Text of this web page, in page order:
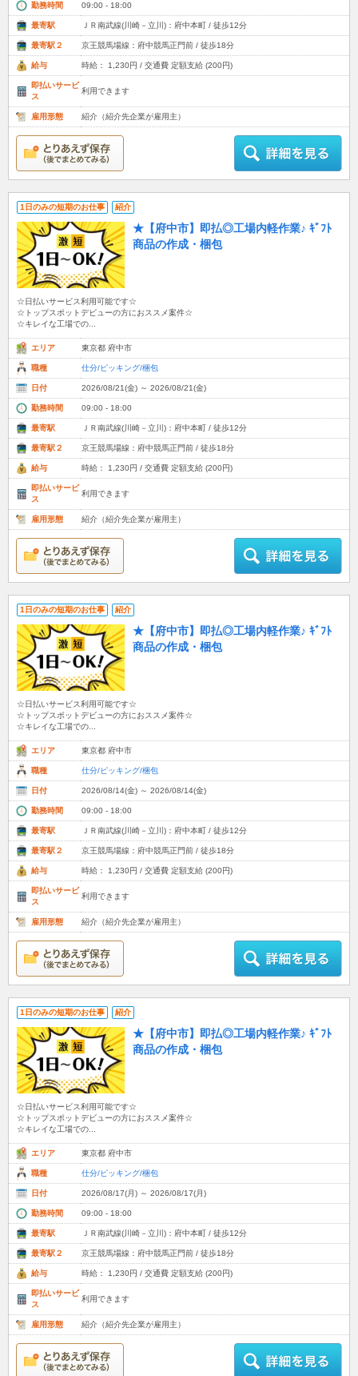
勤務時間 09:00 - 18:00
最寄駅 ＪＲ南武線(川崎－立川)：府中本町 / 徒歩12分
最寄駅２ 京王競馬場線：府中競馬正門前 / 徒歩18分
給与 時給： 1,230円 / 交通費 定額支給 (200円)
即払いサービ
ス
利用できます
雇用形態 紹介（紹介先企業が雇用主）
1日のみの短期のお仕事 紹介
★【府中市】即払◎工場内軽作業♪ ｷﾞﾌﾄ
商品の作成・梱包
☆日払いサービス利用可能です☆
☆トップスポットデビューの方におススメ案件☆
☆キレイな工場での...
エリア 東京都 府中市
職種 仕分/ピッキング/梱包
日付 2026/08/21(金) ～ 2026/08/21(金)
勤務時間 09:00 - 18:00
最寄駅 ＪＲ南武線(川崎－立川)：府中本町 / 徒歩12分
最寄駅２ 京王競馬場線：府中競馬正門前 / 徒歩18分
給与 時給： 1,230円 / 交通費 定額支給 (200円)
即払いサービ
ス
利用できます
雇用形態 紹介（紹介先企業が雇用主）
1日のみの短期のお仕事 紹介
★【府中市】即払◎工場内軽作業♪ ｷﾞﾌﾄ
商品の作成・梱包
☆日払いサービス利用可能です☆
☆トップスポットデビューの方におススメ案件☆
☆キレイな工場での...
エリア 東京都 府中市
職種 仕分/ピッキング/梱包
日付 2026/08/14(金) ～ 2026/08/14(金)
勤務時間 09:00 - 18:00
最寄駅 ＪＲ南武線(川崎－立川)：府中本町 / 徒歩12分
最寄駅２ 京王競馬場線：府中競馬正門前 / 徒歩18分
給与 時給： 1,230円 / 交通費 定額支給 (200円)
即払いサービ
ス
利用できます
雇用形態 紹介（紹介先企業が雇用主）
1日のみの短期のお仕事 紹介
★【府中市】即払◎工場内軽作業♪ ｷﾞﾌﾄ
商品の作成・梱包
☆日払いサービス利用可能です☆
☆トップスポットデビューの方におススメ案件☆
☆キレイな工場での...
エリア 東京都 府中市
職種 仕分/ピッキング/梱包
日付 2026/08/17(月) ～ 2026/08/17(月)
勤務時間 09:00 - 18:00
最寄駅 ＪＲ南武線(川崎－立川)：府中本町 / 徒歩12分
最寄駅２ 京王競馬場線：府中競馬正門前 / 徒歩18分
給与 時給： 1,230円 / 交通費 定額支給 (200円)
即払いサービ
ス
利用できます
雇用形態 紹介（紹介先企業が雇用主）